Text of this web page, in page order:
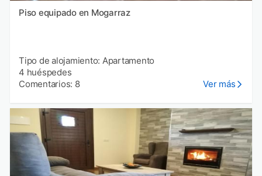
Piso equipado en Mogarraz
Tipo de alojamiento: Apartamento
4 huéspedes
Comentarios: 8
Ver más